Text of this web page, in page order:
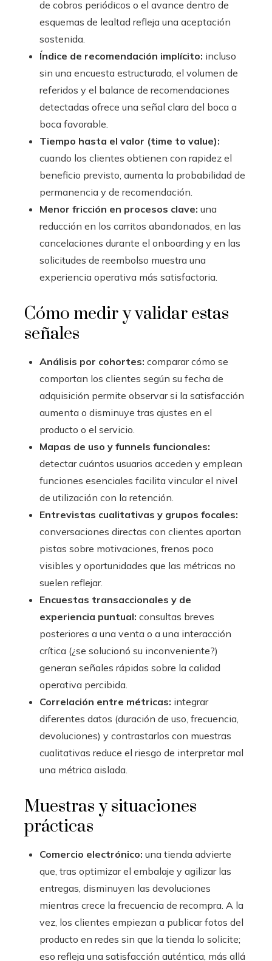
de cobros periódicos o el avance dentro de
esquemas de lealtad refleja una aceptación
sostenida.
Índice de recomendación implícito: incluso
sin una encuesta estructurada, el volumen de
referidos y el balance de recomendaciones
detectadas ofrece una señal clara del boca a
boca favorable.
Tiempo hasta el valor (time to value):
cuando los clientes obtienen con rapidez el
beneficio previsto, aumenta la probabilidad de
permanencia y de recomendación.
Menor fricción en procesos clave: una
reducción en los carritos abandonados, en las
cancelaciones durante el onboarding y en las
solicitudes de reembolso muestra una
experiencia operativa más satisfactoria.
Cómo medir y validar estas
señales
Análisis por cohortes: comparar cómo se
comportan los clientes según su fecha de
adquisición permite observar si la satisfacción
aumenta o disminuye tras ajustes en el
producto o el servicio.
Mapas de uso y funnels funcionales:
detectar cuántos usuarios acceden y emplean
funciones esenciales facilita vincular el nivel
de utilización con la retención.
Entrevistas cualitativas y grupos focales:
conversaciones directas con clientes aportan
pistas sobre motivaciones, frenos poco
visibles y oportunidades que las métricas no
suelen reflejar.
Encuestas transaccionales y de
experiencia puntual: consultas breves
posteriores a una venta o a una interacción
crítica (¿se solucionó su inconveniente?)
generan señales rápidas sobre la calidad
operativa percibida.
Correlación entre métricas: integrar
diferentes datos (duración de uso, frecuencia,
devoluciones) y contrastarlos con muestras
cualitativas reduce el riesgo de interpretar mal
una métrica aislada.
Muestras y situaciones
prácticas
Comercio electrónico: una tienda advierte
que, tras optimizar el embalaje y agilizar las
entregas, disminuyen las devoluciones
mientras crece la frecuencia de recompra. A la
vez, los clientes empiezan a publicar fotos del
producto en redes sin que la tienda lo solicite;
eso refleja una satisfacción auténtica, más allá